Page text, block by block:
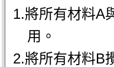
1.將所有材料A
用。
2.將所有材料B